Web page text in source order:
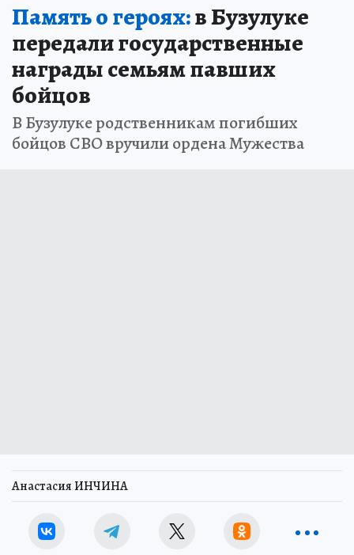
Память о героях:в Бузулуке
передали государственные
награды семьям павших
бойцов
В Бузулуке родственникам погибших
бойцов СВО вручили ордена Мужества
Анастасия ИНЧИНА